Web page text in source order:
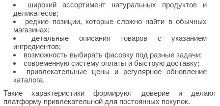
широкий ассортимент натуральных продуктов и
деликатесов;
редкие позиции, которые сложно найти в обычных
магазинах;
детальные описания товаров с указанием
ингредиентов;
возможность выбирать фасовку под разные задачи;
современную систему оплаты и быструю доставку;
привлекательные цены и регулярное обновление
каталога.
Такие характеристики формируют доверие и делают
платформу привлекательной для постоянных покупок.